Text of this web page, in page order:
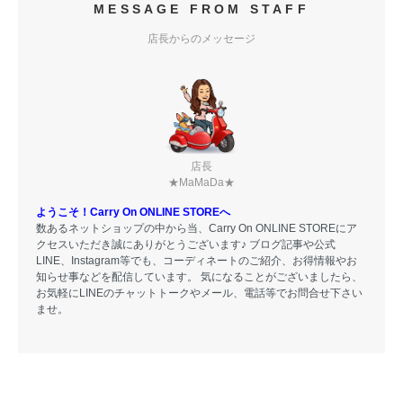
MESSAGE FROM STAFF
店長からのメッセージ
店長
★MaMaDa★
ようこそ！Carry On ONLINE STOREへ
数あるネットショップの中から当、Carry On ONLINE STOREにア
クセスいただき誠にありがとうございます♪ ブログ記事や公式
LINE、Instagram等でも、コーディネートのご紹介、お得情報やお
知らせ事などを配信しています。 気になることがございましたら、
お気軽にLINEのチャットトークやメール、電話等でお問合せ下さい
ませ。